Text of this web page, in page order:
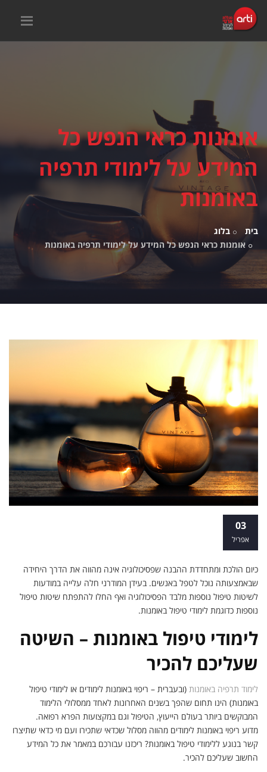
אומנות כראי הנפש כל
המידע על לימודי תרפיה
באומנות
בית
בלוג
אומנות כראי הנפש כל המידע על לימודי תרפיה באומנות
03
אפריל
כיום הולכת ומתחדדת ההבנה שפסיכולוגיה אינה מהווה את הדרך היחידה
שבאמצעותה נוכל לטפל באנשים. בעידן המודרני חלה עלייה במודעות
לשיטות טיפול נוספות מלבד הפסיכולוגיה ואף החלו להתפתח שיטות טיפול
נוספות כדוגמת לימודי טיפול באומנות.
לימודי טיפול באומנות – השיטה
שעליכם להכיר
לימוד תרפיה באומנות (ובעברית – ריפוי באומנות לימודים או לימודי טיפול
באומנות) הינו תחום שהפך בשנים האחרונות לאחד ממסלולי הלימוד
המבוקשים ביותר בעולם הייעוץ, הטיפול וגם במקצועות הפרא רפואה.
מדוע ריפוי באומנות לימודים מהווה מסלול שכדאי שתכירו ועם מי כדאי שתיצרו
קשר בנוגע ללימודי טיפול באומנות? ריכזנו עבורכם במאמר את כל המידע
החשוב שעליכם להכיר.